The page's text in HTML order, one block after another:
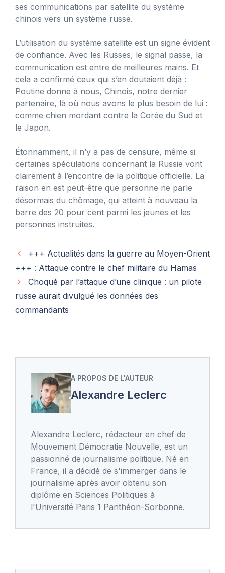
ses communications par satellite du système
chinois vers un système russe.
L’utilisation du système satellite est un signe évident
de confiance. Avec les Russes, le signal passe, la
communication est entre de meilleures mains. Et
cela a confirmé ceux qui s’en doutaient déjà :
Poutine donne à nous, Chinois, notre dernier
partenaire, là où nous avons le plus besoin de lui :
comme chien mordant contre la Corée du Sud et
le Japon.
Étonnamment, il n’y a pas de censure, même si
certaines spéculations concernant la Russie vont
clairement à l’encontre de la politique officielle. La
raison en est peut-être que personne ne parle
désormais du chômage, qui atteint à nouveau la
barre des 20 pour cent parmi les jeunes et les
personnes instruites.
+++ Actualités dans la guerre au Moyen-Orient
+++ : Attaque contre le chef militaire du Hamas
Choqué par l’attaque d’une clinique : un pilote
russe aurait divulgué les données des
commandants
A PROPOS DE L'AUTEUR
Alexandre Leclerc
Alexandre Leclerc, rédacteur en chef de
Mouvement Démocratie Nouvelle, est un
passionné de journalisme politique. Né en
France, il a décidé de s'immerger dans le
journalisme après avoir obtenu son
diplôme en Sciences Politiques à
l'Université Paris 1 Panthéon-Sorbonne.